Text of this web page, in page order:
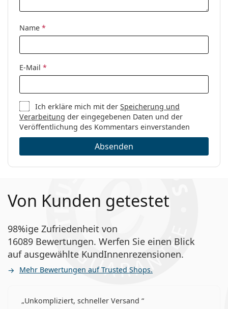
Name *
E-Mail *
Ich erkläre mich mit derSpeicherung und
Verarbeitung der eingegebenen Daten und der
Veröffentlichung des Kommentars einverstanden
Absenden
Von Kunden getestet
98%ige Zufriedenheit von
16089 Bewertungen. Werfen Sie einen Blick
auf ausgewählte KundInnenrezensionen.
Mehr Bewertungen auf Trusted Shops.
Unkompliziert, schneller Versand